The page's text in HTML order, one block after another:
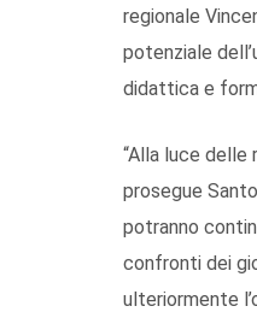
regionale
potenziale
didattica e
“Alla luce delle
prosegue
potranno
confronti dei
ulteriormente